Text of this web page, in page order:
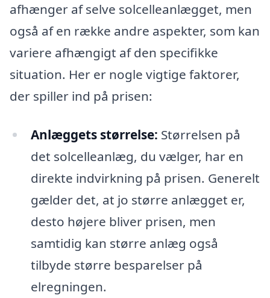
afhænger af selve solcelleanlægget, men
også af en række andre aspekter, som kan
variere afhængigt af den specifikke
situation. Her er nogle vigtige faktorer,
der spiller ind på prisen:
Anlæggets størrelse: Størrelsen på
det solcelleanlæg, du vælger, har en
direkte indvirkning på prisen. Generelt
gælder det, at jo større anlægget er,
desto højere bliver prisen, men
samtidig kan større anlæg også
tilbyde større besparelser på
elregningen.